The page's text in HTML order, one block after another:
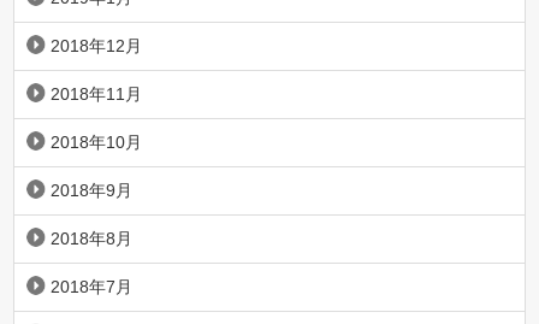
2018年12月
2018年11月
2018年10月
2018年9月
2018年8月
2018年7月